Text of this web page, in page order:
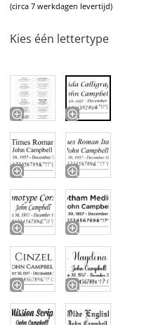
(circa 7 werkdagen levertijd)
Kies één lettertype